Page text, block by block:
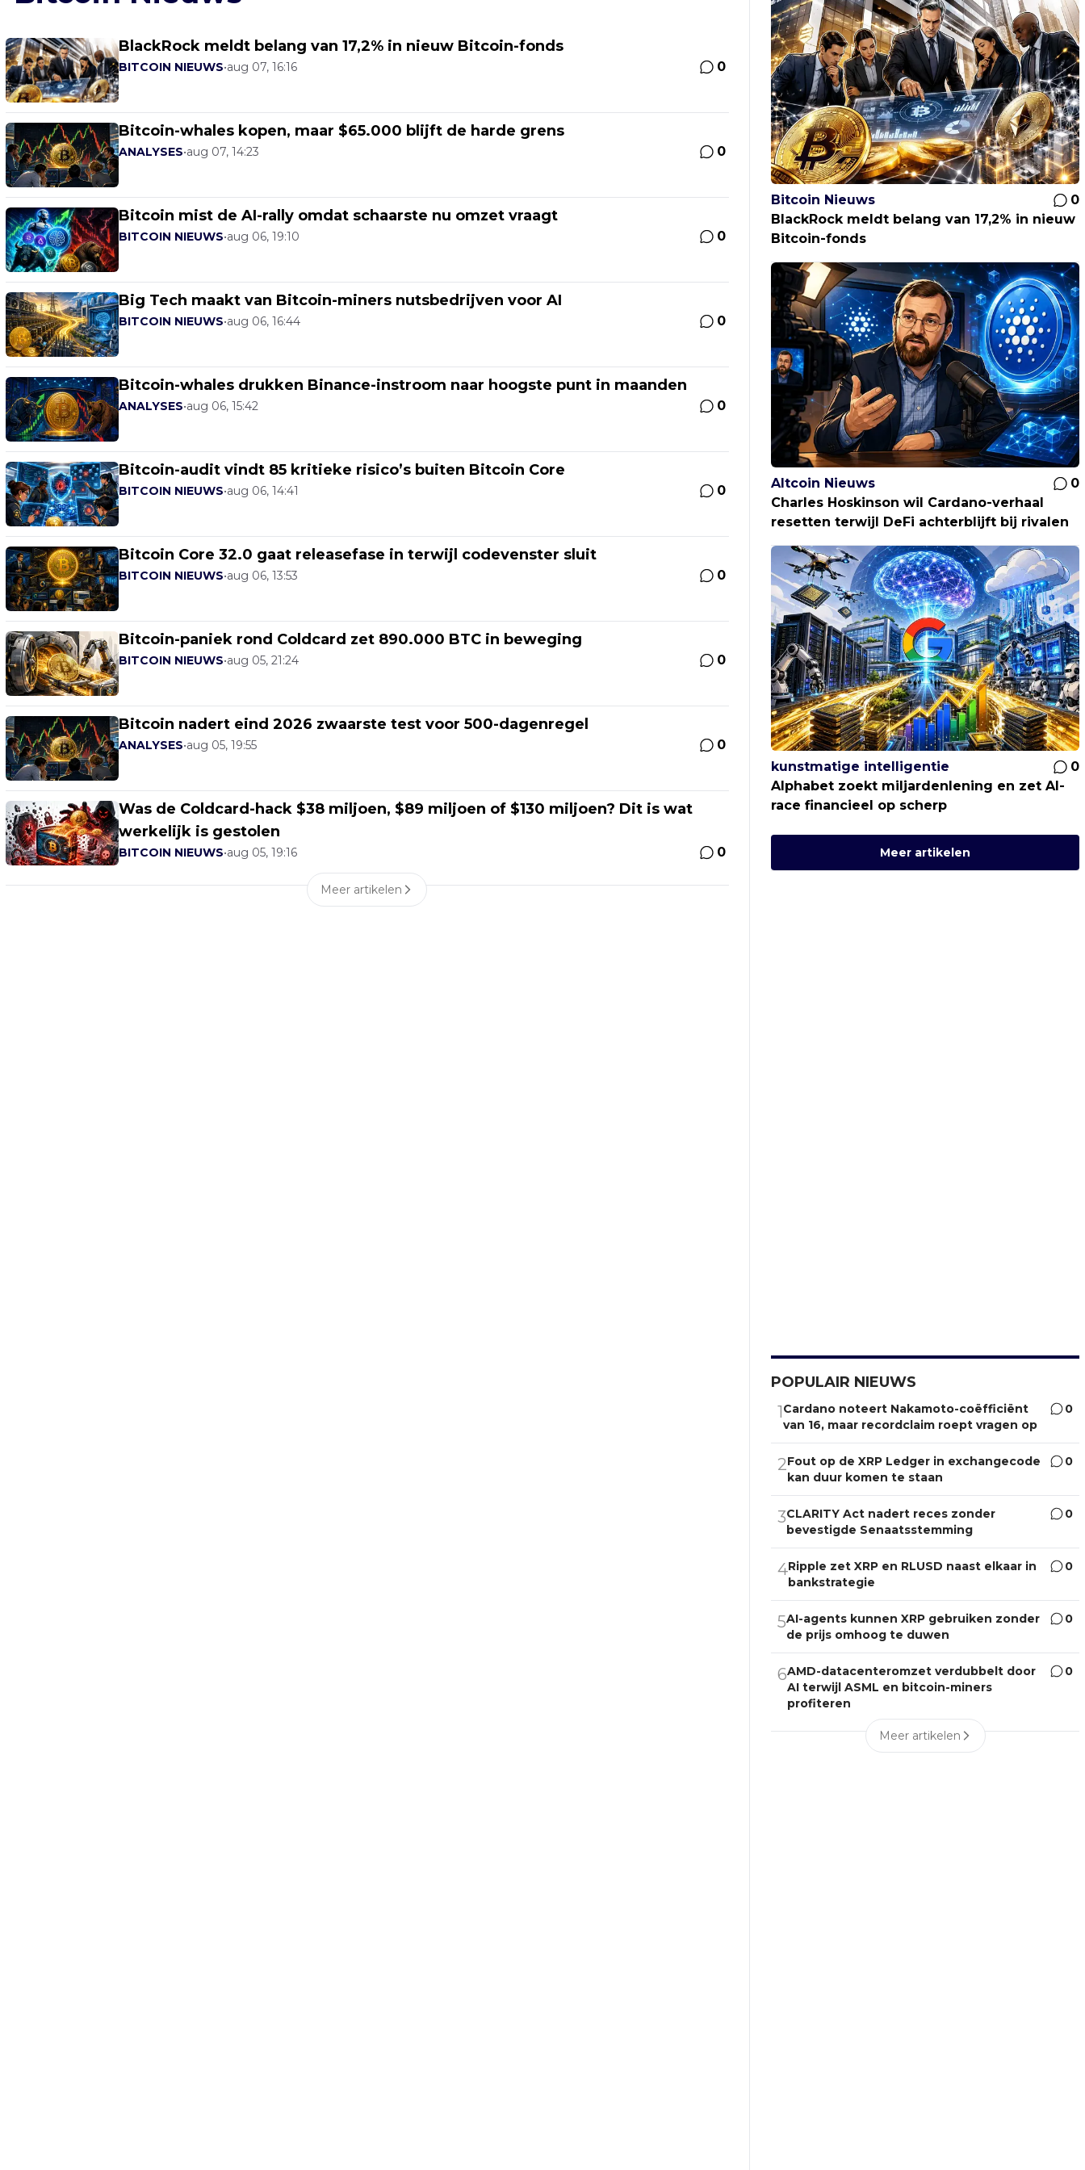
BlackRock meldt belang van 17,2% in nieuw Bitcoin-fonds
BITCOIN NIEUWS•aug 07, 16:16 0
Bitcoin-whales kopen, maar $65.000 blijft de harde grens
ANALYSES•aug 07, 14:23 0
Bitcoin mist de AI-rally omdat schaarste nu omzet vraagt
BITCOIN NIEUWS•aug 06, 19:10 0
Big Tech maakt van Bitcoin-miners nutsbedrijven voor AI
BITCOIN NIEUWS•aug 06, 16:44 0
Bitcoin-whales drukken Binance-instroom naar hoogste punt in maanden
ANALYSES•aug 06, 15:42 0
Bitcoin-audit vindt 85 kritieke risico’s buiten Bitcoin Core
BITCOIN NIEUWS•aug 06, 14:41 0
Bitcoin Core 32.0 gaat releasefase in terwijl codevenster sluit
BITCOIN NIEUWS•aug 06, 13:53 0
Bitcoin-paniek rond Coldcard zet 890.000 BTC in beweging
BITCOIN NIEUWS•aug 05, 21:24 0
Bitcoin nadert eind 2026 zwaarste test voor 500-dagenregel
ANALYSES•aug 05, 19:55 0
Was de Coldcard-hack $38 miljoen, $89 miljoen of $130 miljoen? Dit is wat
werkelijk is gestolen
BITCOIN NIEUWS•aug 05, 19:16 0
Meer artikelen
Bitcoin Nieuws
0
BlackRock meldt belang van 17,2% in nieuw
Bitcoin-fonds
Altcoin Nieuws
0
Charles Hoskinson wil Cardano-verhaal
resetten terwijl DeFi achterblijft bij rivalen
kunstmatige intelligentie
0
Alphabet zoekt miljardenlening en zet AI-
race financieel op scherp
Meer artikelen
POPULAIR NIEUWS
1Cardano noteert Nakamoto-coëfficiënt
van 16, maar recordclaim roept vragen op
0
2Fout op de XRP Ledger in exchangecode
kan duur komen te staan
0
3CLARITY Act nadert reces zonder
bevestigde Senaatsstemming
0
4Ripple zet XRP en RLUSD naast elkaar in
bankstrategie
0
5AI-agents kunnen XRP gebruiken zonder
de prijs omhoog te duwen
0
6AMD-datacenteromzet verdubbelt door
AI terwijl ASML en bitcoin-miners
profiteren
0
Meer artikelen